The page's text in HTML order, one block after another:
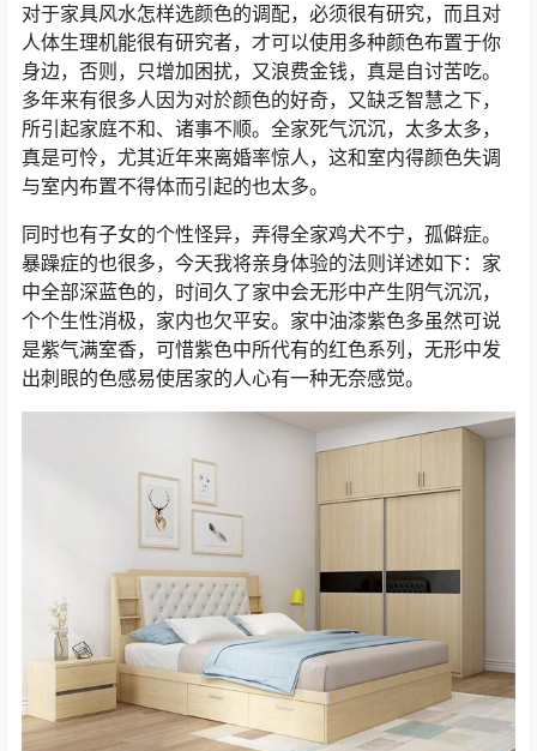
对于家具风水怎样选颜色的调配，必须很有研究，而且对
人体生理机能很有研究者，才可以使用多种颜色布置于你
身边，否则，只增加困扰，又浪费金钱，真是自讨苦吃。
多年来有很多人因为对於颜色的好奇，又缺乏智慧之下，
所引起家庭不和、诸事不顺。全家死气沉沉，太多太多，
真是可怜，尤其近年来离婚率惊人，这和室内得颜色失调
与室内布置不得体而引起的也太多。
同时也有子女的个性怪异，弄得全家鸡犬不宁，孤僻症。
暴躁症的也很多，今天我将亲身体验的法则详述如下：家
中全部深蓝色的，时间久了家中会无形中产生阴气沉沉，
个个生性消极，家内也欠平安。家中油漆紫色多虽然可说
是紫气满室香，可惜紫色中所代有的红色系列，无形中发
出刺眼的色感易使居家的人心有一种无奈感觉。